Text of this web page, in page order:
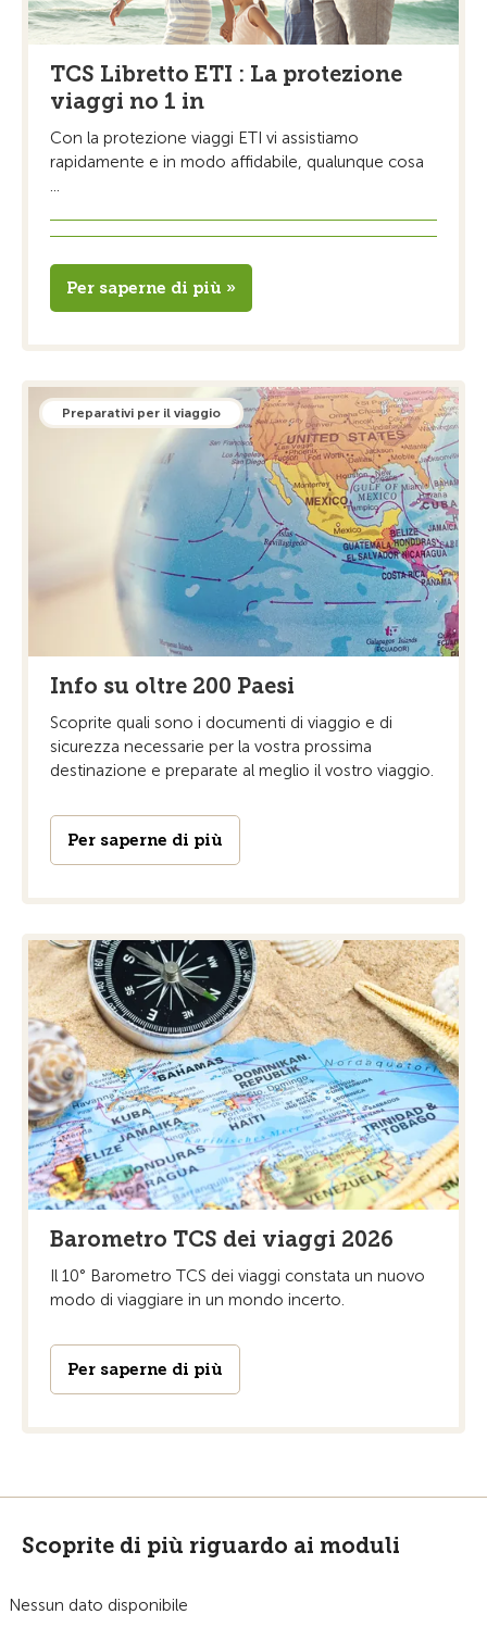
TCS Libretto ETI : La protezione
viaggi no 1 in
Con la protezione viaggi ETI vi assistiamo
rapidamente e in modo affidabile, qualunque cosa
...
Per saperne di più »
Preparativi per il viaggio
Info su oltre 200 Paesi
Scoprite quali sono i documenti di viaggio e di
sicurezza necessarie per la vostra prossima
destinazione e preparate al meglio il vostro viaggio.
Per saperne di più
Barometro TCS dei viaggi 2026
Il 10° Barometro TCS dei viaggi constata un nuovo
modo di viaggiare in un mondo incerto.
Per saperne di più
Scoprite di più riguardo ai moduli
Nessun dato disponibile